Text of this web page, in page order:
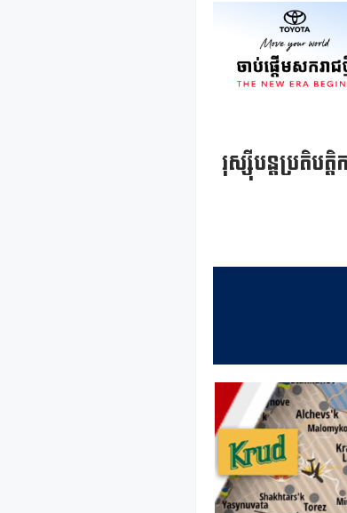
រុស្ស៊ីបន្តប្រតិប